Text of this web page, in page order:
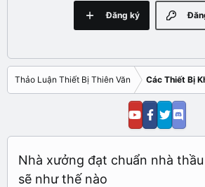
Đăng ký
Thảo Luận Thiết Bị Thiên Văn Các Thiết Bị
Nhà xưởng đạt chuẩn nhà
sẽ như thế nào